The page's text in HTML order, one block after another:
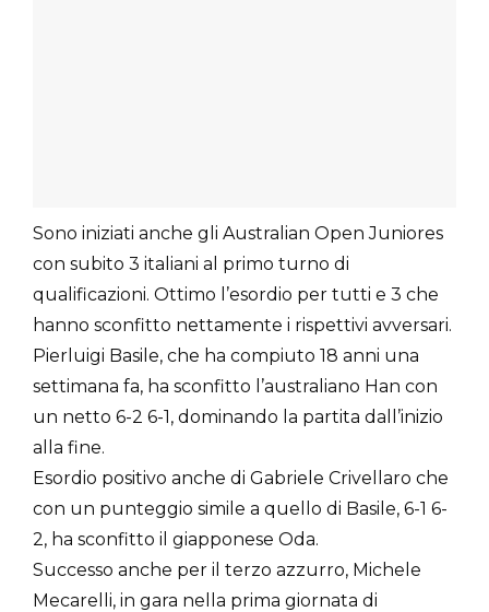
Sono iniziati anche gli Australian Open Juniores
con subito 3 italiani al primo turno di
qualificazioni. Ottimo l’esordio per tutti e 3 che
hanno sconfitto nettamente i rispettivi avversari.
Pierluigi Basile, che ha compiuto 18 anni una
settimana fa, ha sconfitto l’australiano Han con
un netto 6-2 6-1, dominando la partita dall’inizio
alla fine.
Esordio positivo anche di Gabriele Crivellaro che
con un punteggio simile a quello di Basile, 6-1 6-
2, ha sconfitto il giapponese Oda.
Successo anche per il terzo azzurro, Michele
Mecarelli, in gara nella prima giornata di